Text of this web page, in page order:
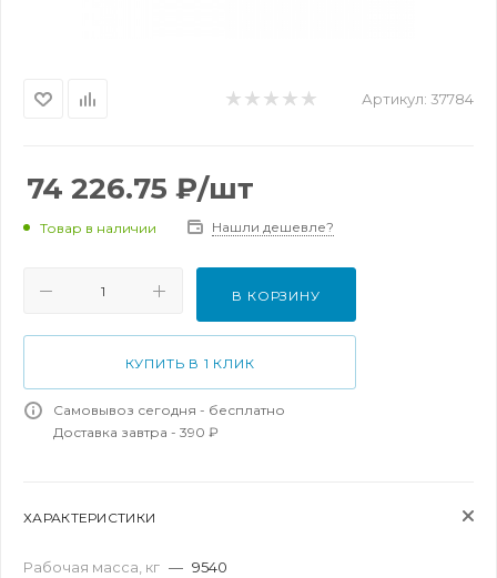
Артикул: 37784
74 226.75 ₽/шт
Товар в наличии Нашли дешевле?
В КОРЗИНУ
КУПИТЬ В 1 КЛИК
Самовывоз сегодня - бесплатно
Доставка завтра - 390 ₽
ХАРАКТЕРИСТИКИ
Рабочая масса, кг — 9540